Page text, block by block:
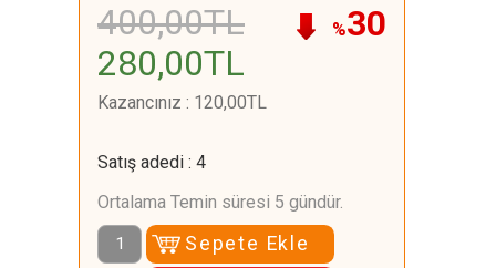
%30
400,00TL
280,00TL
Kazancınız : 120,00TL
Satış adedi : 4
Ortalama Temin süresi 5 gündür.
Sepete Ekle